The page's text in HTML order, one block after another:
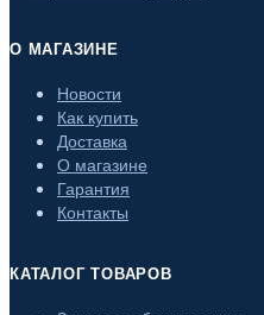
О МАГАЗИНЕ
Новости
Как купить
Доставка
О магазине
Гарантия
Контакты
КАТАЛОГ ТОВАРОВ